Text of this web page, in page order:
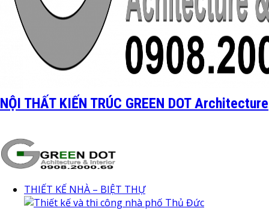
NỘI THẤT KIẾN TRÚC GREEN DOT Architecture
THIẾT KẾ NHÀ – BIỆT THỰ